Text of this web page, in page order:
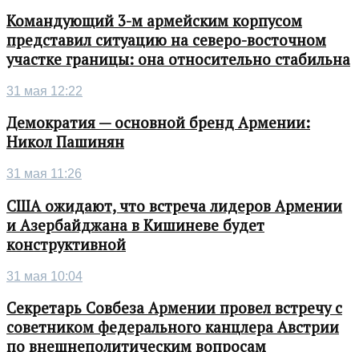
Командующий 3-м армейским корпусом
представил ситуацию на северо-восточном
участке границы: она относительно стабильна
31 мая 12:22
Демократия — основной бренд Армении:
Никол Пашинян
31 мая 11:26
США ожидают, что встреча лидеров Армении
и Азербайджана в Кишиневе будет
конструктивной
31 мая 10:04
Секретарь Совбеза Армении провел встречу с
советником федерального канцлера Австрии
по внешнеполитическим вопросам